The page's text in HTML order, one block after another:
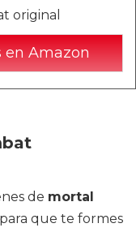
original
en Amazon
de mortal
para que te formes